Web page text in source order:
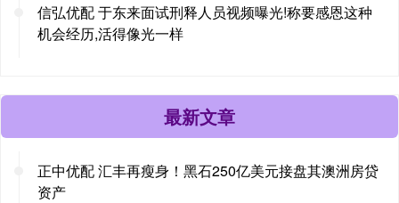
信弘优配 于东来面试刑释人员视频曝光!称要感恩这种
机会经历,活得像光一样
最新文章
正中优配 汇丰再瘦身！黑石250亿美元接盘其澳洲房贷
资产